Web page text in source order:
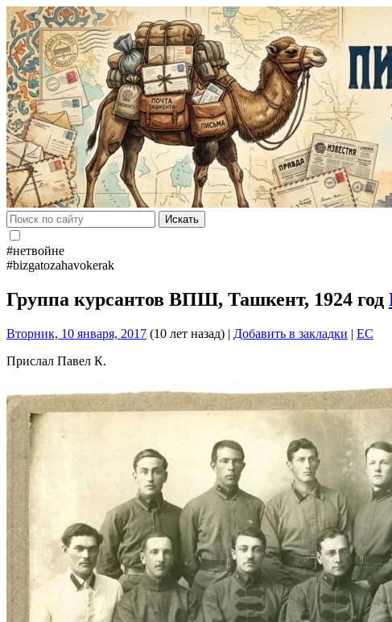
Искать
#нетвойне
#bizgatozahavokerak
Группа курсантов ВПШ, Ташкент, 1924 год
Вторник, 10 января, 2017 (10 лет назад) | Добавить в закладки | EC
Прислал Павел К.